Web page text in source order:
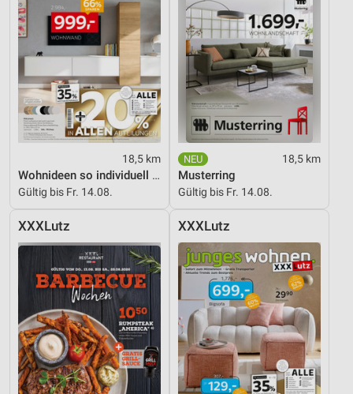
18,5 km
Wohnideen so individuell wie du!
Gültig bis Fr. 14.08.
18,5 km
Musterring
Gültig bis Fr. 14.08.
XXXLutz XXXLutz